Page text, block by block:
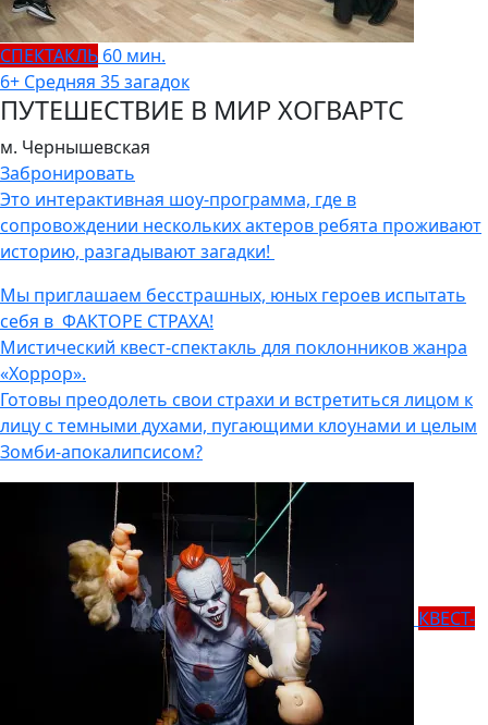
СПЕКТАКЛЬ 60 мин.
6+ Средняя 35 загадок
ПУТЕШЕСТВИЕ В МИР ХОГВАРТС
м. Чернышевская
Забронировать
Это интерактивная шоу-программа, где в
сопровождении нескольких актеров ребята проживают
историю, разгадывают загадки!
Мы приглашаем бесстрашных, юных героев испытать
себя в ФАКТОРЕ СТРАХА!
Мистический квест-спектакль для поклонников жанра
«Хоррор».
Готовы преодолеть свои страхи и встретиться лицом к
лицу с темными духами, пугающими клоунами и целым
Зомби-апокалипсисом?
КВЕСТ-